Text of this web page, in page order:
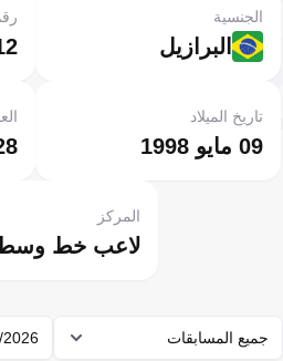
البرازيل
الجنسية
09 مايو 1998
تاريخ الميلاد
لاعب خط
المركز
جميع المسابقات 2026